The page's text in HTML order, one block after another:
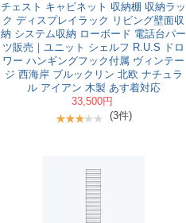
チェスト キャビネット 収納棚 収納ラッ
ク ディスプレイラック リビング壁面収
納 システム収納 ローボード 電話台パー
ツ販売｜ユニット シェルフ R.U.S ドロ
ワー ハンギングフック付属 ヴィンテー
ジ 西海岸 ブルックリン 北欧 ナチュラ
ル アイアン 木製 あす着対応
33,500円
(3件)